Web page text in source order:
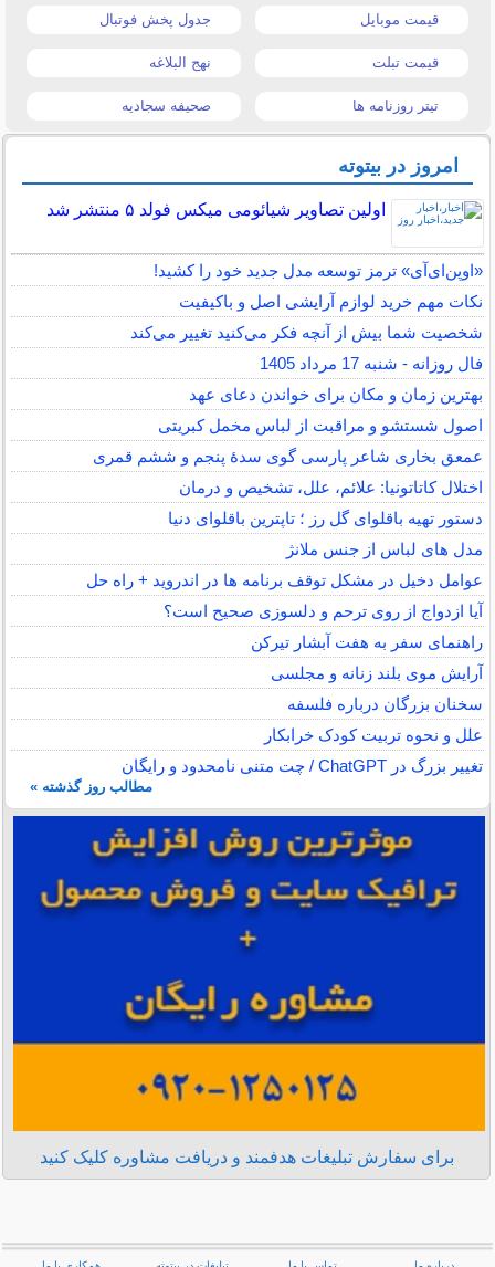
قیمت موبایل جدول پخش فوتبال
قیمت تبلت نهج البلاغه
تیتر روزنامه ها صحیفه سجادیه
امروز در بیتوته
اولین تصاویر شیائومی میکس فولد ۵ منتشر شد
«اوپن‌ای‌آی» ترمز توسعه مدل جدید خود را کشید!
نکات مهم خرید لوازم آرایشی اصل و باکیفیت
شخصیت شما بیش از آنچه فکر می‌کنید تغییر می‌کند
فال روزانه - شنبه 17 مرداد 1405
بهترین زمان و مکان برای خواندن دعای عهد
اصول شستشو و مراقبت از لباس مخمل کبریتی
عمعق بخاری شاعر پارسی گوی سدهٔ پنجم و ششم قمری
اختلال کاتاتونیا: علائم، علل، تشخیص و درمان
دستور تهیه باقلوای گل رز ؛ تاپترین باقلوای دنیا
مدل های لباس از جنس ملانژ
عوامل دخیل در مشکل توقف برنامه ها در اندروید + راه حل
آیا ازدواج از روی ترحم و دلسوزی صحیح است؟
راهنمای سفر به هفت آبشار تیرکن
آرایش موی بلند زنانه و مجلسی
سخنان بزرگان درباره فلسفه
علل و نحوه تربیت کودک خرابکار
تغییر بزرگ در ChatGPT / چت متنی نامحدود و رایگان
مطالب روز گذشته »
برای سفارش تبلیغات هدفمند و دریافت مشاوره کلیک کنید